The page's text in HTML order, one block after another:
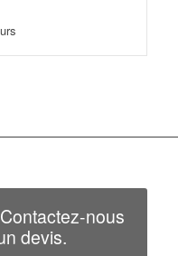
nous
devis.